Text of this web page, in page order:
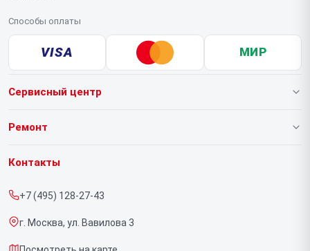
Способы оплаты
VISA МИР
Сервисный центр
О нашем сервисе
Срочный ремонт
Доставка и способы оплаты
Ремонт
Видеокарт
Контакты
+7 (495) 128-27-43
г. Москва, ул. Вавилова 3